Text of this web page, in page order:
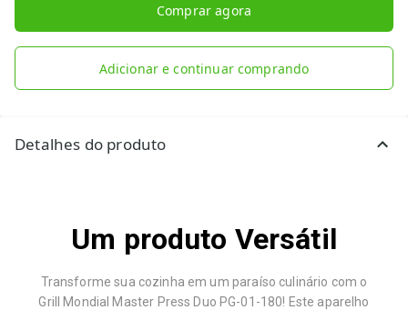
Comprar agora
Adicionar e continuar comprando
Detalhes do produto
Um produto Versátil
Transforme sua cozinha em um paraíso culinário com o
Grill Mondial Master Press Duo PG-01-180! Este aparelho